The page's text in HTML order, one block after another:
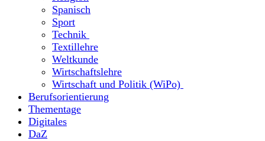
Spanisch
Sport
Technik
Textillehre
Weltkunde
Wirtschaftslehre
Wirtschaft und Politik (WiPo)
Berufsorientierung
Thementage
Digitales
DaZ